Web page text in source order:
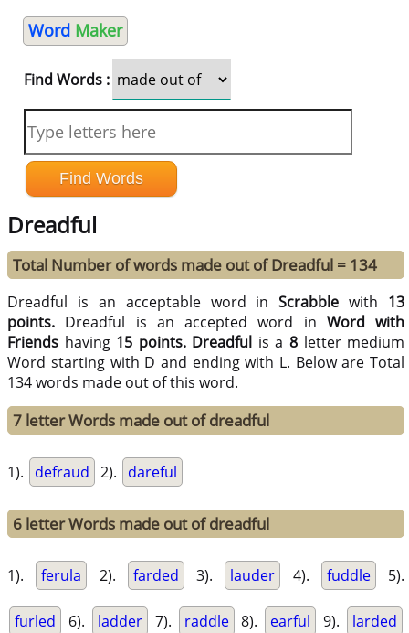
Word Maker
Find Words :
Dreadful
Total Number of words made out of Dreadful = 134
Dreadful is an acceptable word inScrabble with 13
points. Dreadful is an accepted word in Word with
Friends having 15 points. Dreadful is a 8letter medium
Word starting with D and ending with L. Below are Total
134 words made out of this word.
7 letter Words made out of dreadful
1). defraud 2). dareful
6 letter Words made out of dreadful
1). ferula 2). farded 3). lauder 4). fuddle 5).
furled 6). ladder 7). raddle 8). earful 9). larded